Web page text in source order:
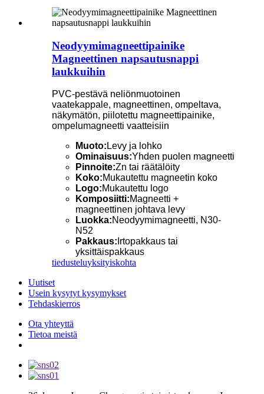
Neodyymimagneettipainike
Magneettinen napsautusnappi
laukkuihin
PVC-pestävä neliönmuotoinen
vaatekappale, magneettinen, ompeltava,
näkymätön, piilotettu magneettipainike,
ompelumagneetti vaatteisiin
Muoto: Levy ja lohko
Ominaisuus:Yhden puolen magneetti
Pinnoite:Zn tai räätälöity
Koko:Mukautettu magneetin koko
Logo:Mukautettu logo
Komposiitti:Magneetti +
magneettinen johtava levy
Luokka:Neodyymimagneetti, N30-
N52
Pakkaus: Irtopakkaus tai
yksittäispakkaus
tiedusteluyksityiskohta
Uutiset
Usein kysytyt kysymykset
Tehdaskierros
Ota yhteyttä
Tietoa meistä